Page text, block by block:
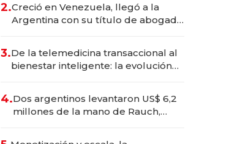
2.Creció en Venezuela, llegó a la
Argentina con su título de abogado
marcas "fast premium"
3.De la telemedicina transaccional al
bienestar inteligente: la evolución
4.Dos argentinos levantaron US$ 6,2
millones de la mano de Rauch,